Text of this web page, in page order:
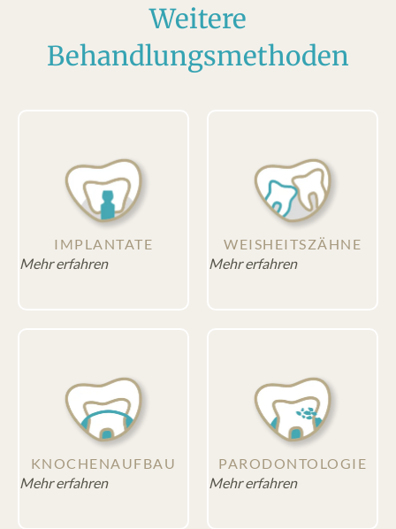
Weitere
Behandlungs­methoden
IMPLANTATE
Mehr erfahren
WEISHEITS­ZÄHNE
Mehr erfahren
KNOCHEN­AUFBAU
Mehr erfahren
PARODON­TOLOGIE
Mehr erfahren